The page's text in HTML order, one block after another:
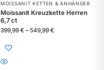
MOISSANIT KETTEN & ANHÄNGER
Moissanit Kreuzkette Herren
6,7 ct
399,99 € – 549,99 €